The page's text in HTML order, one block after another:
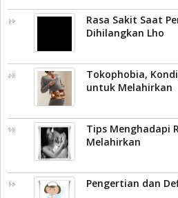
Rasa Sakit Saat
Dihilangkan Lho
Tokophobia,
untuk Melahirkan
Tips Menghadapi
Melahirkan
Pengertian dan